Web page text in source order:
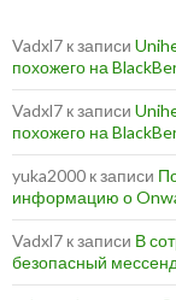
Vadxl7 к записи
похожего на
Vadxl7 к записи
похожего на
yuka2000 к записи
информацию о
Vadxl7 к записи В
безопасный